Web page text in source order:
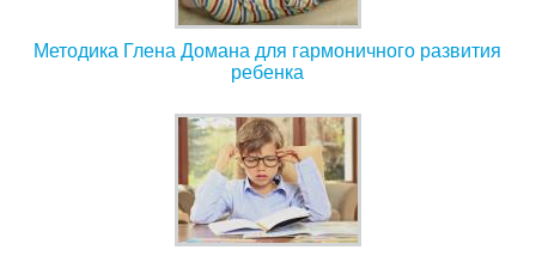
Методика Глена Домана для гармоничного развития
ребенка